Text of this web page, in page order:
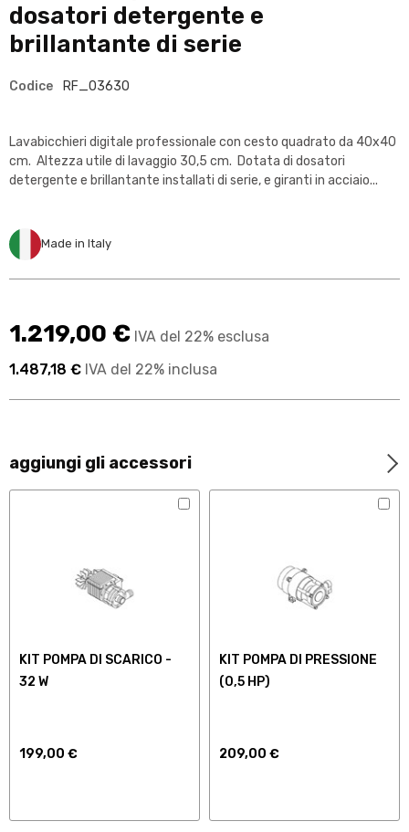
dosatori detergente e
brillantante di serie
Codice RF_03630
Lavabicchieri digitale professionale con cesto quadrato da 40x40
cm. Altezza utile di lavaggio 30,5 cm. Dotata di dosatori
detergente e brillantante installati di serie, e giranti in acciaio...
Made in Italy
1.219,00 € IVA del 22% esclusa
1.487,18 € IVA del 22% inclusa
aggiungi gli accessori
KIT POMPA DI SCARICO -
32 W
199,00 €
KIT POMPA DI PRESSIONE
(0,5 HP)
209,00 €